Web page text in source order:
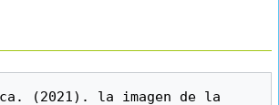
(2021). la imagen de la